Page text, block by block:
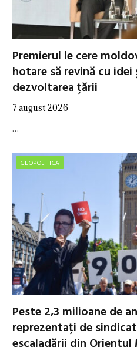
Premierul le cere
hotare să revină cu
dezvoltarea țării
7 august 2026
…
GEOPOLITICA
Peste 2,3 milioane de
reprezentați de
escaladării din